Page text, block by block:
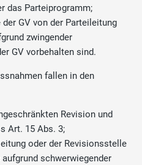
das Parteiprogramm;
GV von der Parteileitung
zwingender
GV vorbehalten sind.
fallen in den
Revision und
Art. 15 Abs. 3;
oder der Revisionsstelle
schwerwiegender